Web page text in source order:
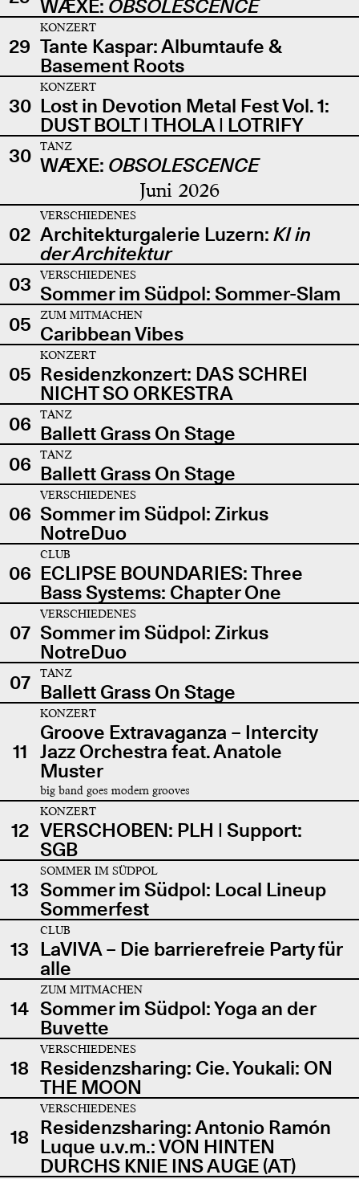
WÆXE: OBSOLESCENCE
29
KONZERT
Tante Kaspar: Albumtaufe &
Basement Roots
30
KONZERT
Lost in Devotion Metal Fest Vol. 1:
DUST BOLT | THOLA | LOTRIFY
30
TANZ
WÆXE: OBSOLESCENCE
Juni 2026
02
VERSCHIEDENES
Architekturgalerie Luzern: KI in
der Architektur
03
VERSCHIEDENES
Sommer im Südpol: Sommer-Slam
05
ZUM MITMACHEN
Caribbean Vibes
05
KONZERT
Residenzkonzert: DAS SCHREI
NICHT SO ORKESTRA
06
TANZ
Ballett Grass On Stage
06
TANZ
Ballett Grass On Stage
06
VERSCHIEDENES
Sommer im Südpol: Zirkus
NotreDuo
06
CLUB
ECLIPSE BOUNDARIES: Three
Bass Systems: Chapter One
07
VERSCHIEDENES
Sommer im Südpol: Zirkus
NotreDuo
07
TANZ
Ballett Grass On Stage
11
KONZERT
Groove Extravaganza – Intercity
Jazz Orchestra feat. Anatole
Muster
big band goes modern grooves
12
KONZERT
VERSCHOBEN: PLH | Support:
SGB
13
SOMMER IM SÜDPOL
Sommer im Südpol: Local Lineup
Sommerfest
13
CLUB
LaVIVA – Die barrierefreie Party für
alle
14
ZUM MITMACHEN
Sommer im Südpol: Yoga an der
Buvette
18
VERSCHIEDENES
Residenzsharing: Cie. Youkali: ON
THE MOON
18
VERSCHIEDENES
Residenzsharing: Antonio Ramón
Luque u.v.m.: VON HINTEN
DURCHS KNIE INS AUGE (AT)